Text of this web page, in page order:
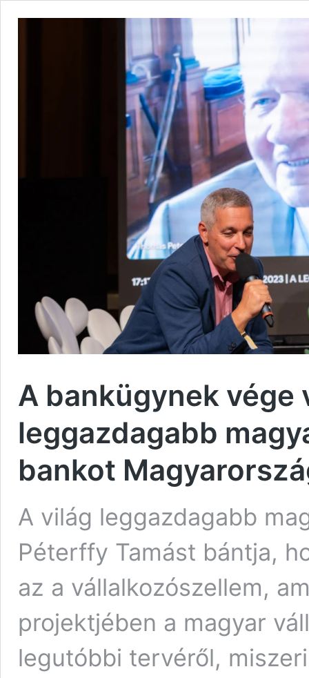
A bankügynek vége
leggazdagabb
bankot
A világ leggazdagabb
Péterffy Tamást bántja,
az a vállalkozószellem,
projektjében a magyar
legutóbbi tervéről,